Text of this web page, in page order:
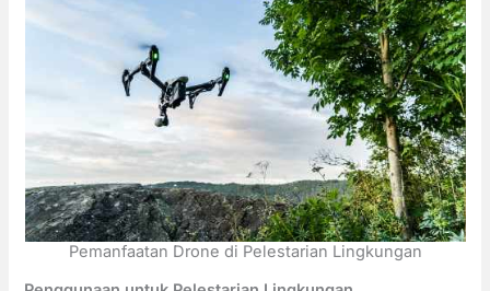
Pemanfaatan Drone di Pelestarian Lingkungan